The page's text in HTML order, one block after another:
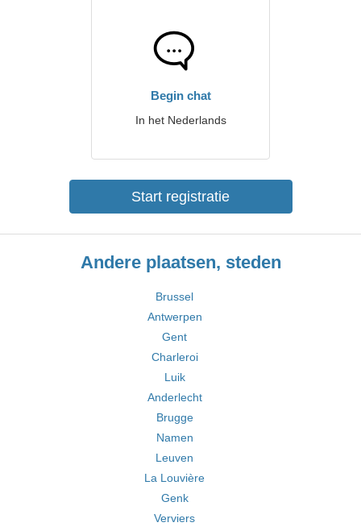
Begin chat
In het Nederlands
Start registratie
Andere plaatsen, steden
Brussel
Antwerpen
Gent
Charleroi
Luik
Anderlecht
Brugge
Namen
Leuven
La Louvière
Genk
Verviers